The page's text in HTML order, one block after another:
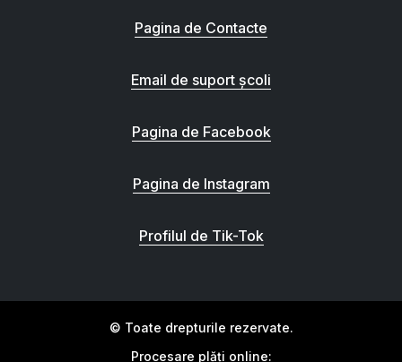
Pagina de Contacte
Email de suport școli
Pagina de Facebook
Pagina de Instagram
Profilul de Tik-Tok
© Toate drepturile rezervate.
Procesare plăți online: